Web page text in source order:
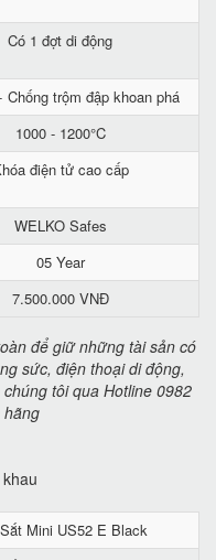
Có 1 đợt di động
Chống trộm đập khoan phá
1000 - 1200°C
điện tử cao cấp
WELKO Safes
05 Year
7.500.000 VNĐ
để giữ những tài sản có
sức, điện thoại di động,
tôi qua Hotline 0982
hãng
Mini US52 E Black